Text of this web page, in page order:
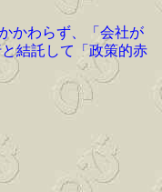
かわらず、「会社が
結託して「政策的赤